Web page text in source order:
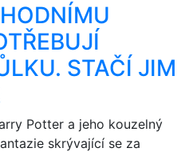
STAČÍ JIM
Potter a jeho kouzelný
skrývající se za